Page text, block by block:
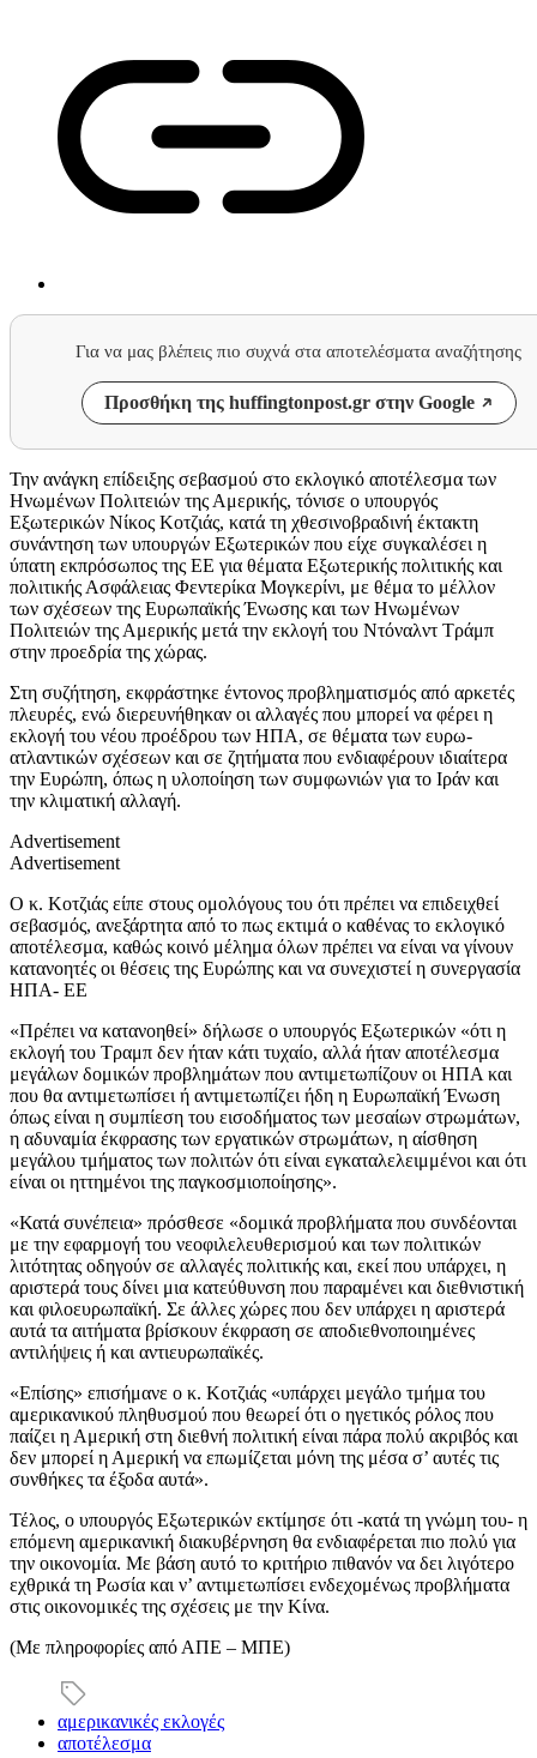
Για να μας βλέπεις πιο συχνά στα αποτελέσματα αναζήτησης
Προσθήκη της huffingtonpost.gr στην Google
Την ανάγκη επίδειξης σεβασμού στο εκλογικό αποτέλεσμα των
Ηνωμένων Πολιτειών της Αμερικής, τόνισε ο υπουργός
Εξωτερικών Νίκος Κοτζιάς, κατά τη χθεσινοβραδινή έκτακτη
συνάντηση των υπουργών Εξωτερικών που είχε συγκαλέσει η
ύπατη εκπρόσωπος της ΕΕ για θέματα Εξωτερικής πολιτικής και
πολιτικής Ασφάλειας Φεντερίκα Μογκερίνι, με θέμα το μέλλον
των σχέσεων της Ευρωπαϊκής Ένωσης και των Ηνωμένων
Πολιτειών της Αμερικής μετά την εκλογή του Ντόναλντ Τράμπ
στην προεδρία της χώρας.
Στη συζήτηση, εκφράστηκε έντονος προβληματισμός από αρκετές
πλευρές, ενώ διερευνήθηκαν οι αλλαγές που μπορεί να φέρει η
εκλογή του νέου προέδρου των ΗΠΑ, σε θέματα των ευρω-
ατλαντικών σχέσεων και σε ζητήματα που ενδιαφέρουν ιδιαίτερα
την Ευρώπη, όπως η υλοποίηση των συμφωνιών για το Ιράν και
την κλιματική αλλαγή.
Advertisement
Advertisement
Ο κ. Κοτζιάς είπε στους ομολόγους του ότι πρέπει να επιδειχθεί
σεβασμός, ανεξάρτητα από το πως εκτιμά ο καθένας το εκλογικό
αποτέλεσμα, καθώς κοινό μέλημα όλων πρέπει να είναι να γίνουν
κατανοητές οι θέσεις της Ευρώπης και να συνεχιστεί η συνεργασία
ΗΠΑ- ΕΕ
«Πρέπει να κατανοηθεί» δήλωσε ο υπουργός Εξωτερικών «ότι η
εκλογή του Τραμπ δεν ήταν κάτι τυχαίο, αλλά ήταν αποτέλεσμα
μεγάλων δομικών προβλημάτων που αντιμετωπίζουν οι ΗΠΑ και
που θα αντιμετωπίσει ή αντιμετωπίζει ήδη η Ευρωπαϊκή Ένωση
όπως είναι η συμπίεση του εισοδήματος των μεσαίων στρωμάτων,
η αδυναμία έκφρασης των εργατικών στρωμάτων, η αίσθηση
μεγάλου τμήματος των πολιτών ότι είναι εγκαταλελειμμένοι και ότι
είναι οι ηττημένοι της παγκοσμιοποίησης».
«Κατά συνέπεια» πρόσθεσε «δομικά προβλήματα που συνδέονται
με την εφαρμογή του νεοφιλελευθερισμού και των πολιτικών
λιτότητας οδηγούν σε αλλαγές πολιτικής και, εκεί που υπάρχει, η
αριστερά τους δίνει μια κατεύθυνση που παραμένει και διεθνιστική
και φιλοευρωπαϊκή. Σε άλλες χώρες που δεν υπάρχει η αριστερά
αυτά τα αιτήματα βρίσκουν έκφραση σε αποδιεθνοποιημένες
αντιλήψεις ή και αντιευρωπαϊκές.
«Επίσης» επισήμανε ο κ. Κοτζιάς «υπάρχει μεγάλο τμήμα του
αμερικανικού πληθυσμού που θεωρεί ότι ο ηγετικός ρόλος που
παίζει η Αμερική στη διεθνή πολιτική είναι πάρα πολύ ακριβός και
δεν μπορεί η Αμερική να επωμίζεται μόνη της μέσα σ’ αυτές τις
συνθήκες τα έξοδα αυτά».
Τέλος, ο υπουργός Εξωτερικών εκτίμησε ότι -κατά τη γνώμη του- η
επόμενη αμερικανική διακυβέρνηση θα ενδιαφέρεται πιο πολύ για
την οικονομία. Με βάση αυτό το κριτήριο πιθανόν να δει λιγότερο
εχθρικά τη Ρωσία και ν’ αντιμετωπίσει ενδεχομένως προβλήματα
στις οικονομικές της σχέσεις με την Κίνα.
(Mε πληροφορίες από ΑΠΕ – ΜΠΕ)
αμερικανικές εκλογές
αποτέλεσμα